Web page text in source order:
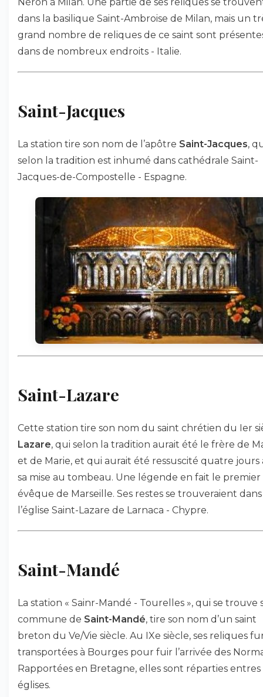
dans la basilique Saint-Ambroise de Milan, mais un
grand nombre de reliques de ce saint sont
dans de nombreux endroits - Italie.
Saint-Jacques
La station tire son nom de l’apôtre Saint-Jacques,
selon la tradition est inhumé dans cathédrale Saint-
Jacques-de-Compostelle - Espagne.
Saint-Lazare
Cette station tire son nom du saint chrétien du Ier
Lazare, qui selon la tradition aurait été le frère de
et de Marie, et qui aurait été ressuscité quatre jours
sa mise au tombeau. Une légende en fait le premier
évêque de Marseille. Ses restes se trouveraient dans
l’église Saint-Lazare de Larnaca - Chypre.
Saint-Mandé
La station « Sainr-Mandé - Tourelles », qui se trouve
commune de Saint-Mandé, tire son nom d’un saint
breton du Ve/Vie siècle. Au IXe siècle, ses reliques
transportées à Bourges pour fuir l’arrivée des
Rapportées en Bretagne, elles sont réparties
églises.